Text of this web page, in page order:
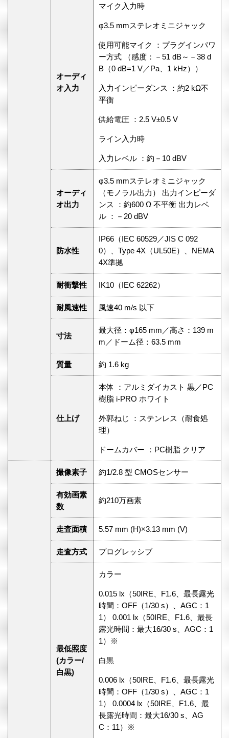
オーディ
オ入力
マイク入力時
φ3.5 mmステレオミニジャック
使用可能マイク ：プラグインパワ
ー方式 （感度：－51 dB～－38 d
B（0 dB=1 V／Pa、1 kHz））
入力インピーダンス ：約2 kΩ不
平衡
供給電圧 ：2.5 V±0.5 V
ライン入力時
入力レベル ：約－10 dBV
オーディ
オ出力
φ3.5 mmステレオミニジャック
（モノラル出力） 出力インピーダ
ンス ：約600 Ω 不平衡 出力レベ
ル ：－20 dBV
防水性
IP66（IEC 60529／JIS C 092
0）、Type 4X（UL50E）、NEMA
4X準拠
耐衝撃性 IK10（IEC 62262）
耐風速性 風速40 m/s 以下
寸法
最大径：φ165 mm／高さ：139 m
m／ドーム径：63.5 mm
質量 約 1.6 kg
仕上げ
本体 ：アルミダイカスト 黒／PC
樹脂 i-PRO ホワイト
外郭ねじ ：ステンレス（耐食処
理）
ドームカバー ：PC樹脂 クリア
撮像素子 約1/2.8 型 CMOSセンサー
有効画素
数
約210万画素
走査面積 5.57 mm (H)×3.13 mm (V)
走査方式 プログレッシブ
最低照度
(カラー/
白黒)
カラー
0.015 lx（50IRE、F1.6、最長露光
時間：OFF（1/30 s）、AGC：1
1） 0.001 lx（50IRE、F1.6、最長
露光時間：最大16/30 s、AGC：1
1）※
白黒
0.006 lx（50IRE、F1.6、最長露光
時間：OFF（1/30 s）、AGC：1
1） 0.0004 lx（50IRE、F1.6、最
長露光時間：最大16/30 s、AG
C：11）※